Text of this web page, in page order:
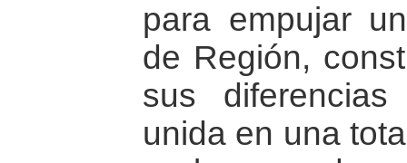
para empujar
de Región,
sus diferencias
unida en una